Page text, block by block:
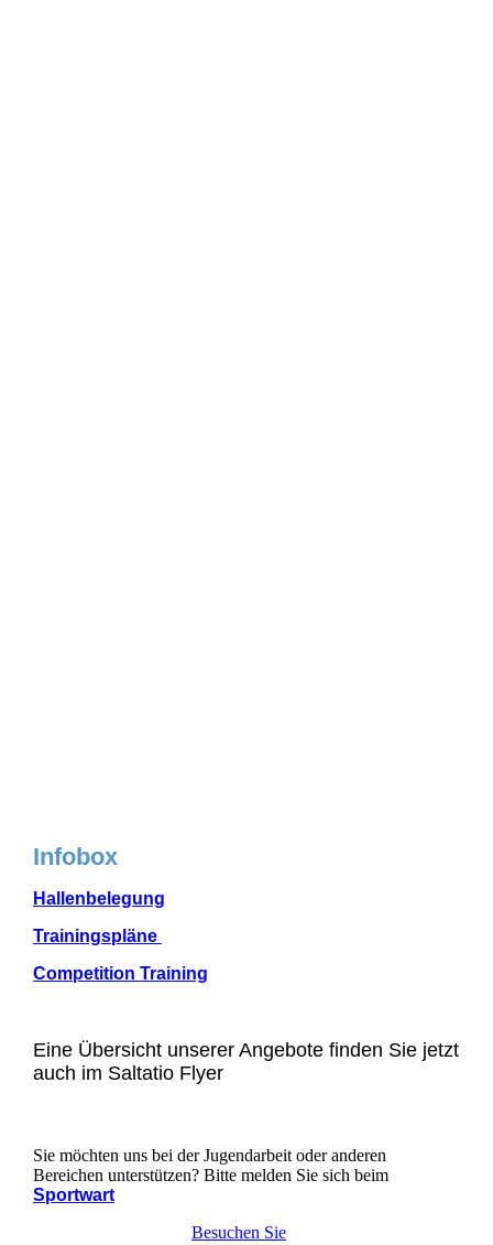
Infobox
Hallenbelegung
Trainingspläne
Competition Training
Eine Übersicht unserer Angebote finden Sie jetzt
auch im Saltatio Flyer
Sie möchten uns bei der Jugendarbeit oder anderen
Bereichen unterstützen? Bitte melden Sie sich beim
Sportwart
Besuchen Sie